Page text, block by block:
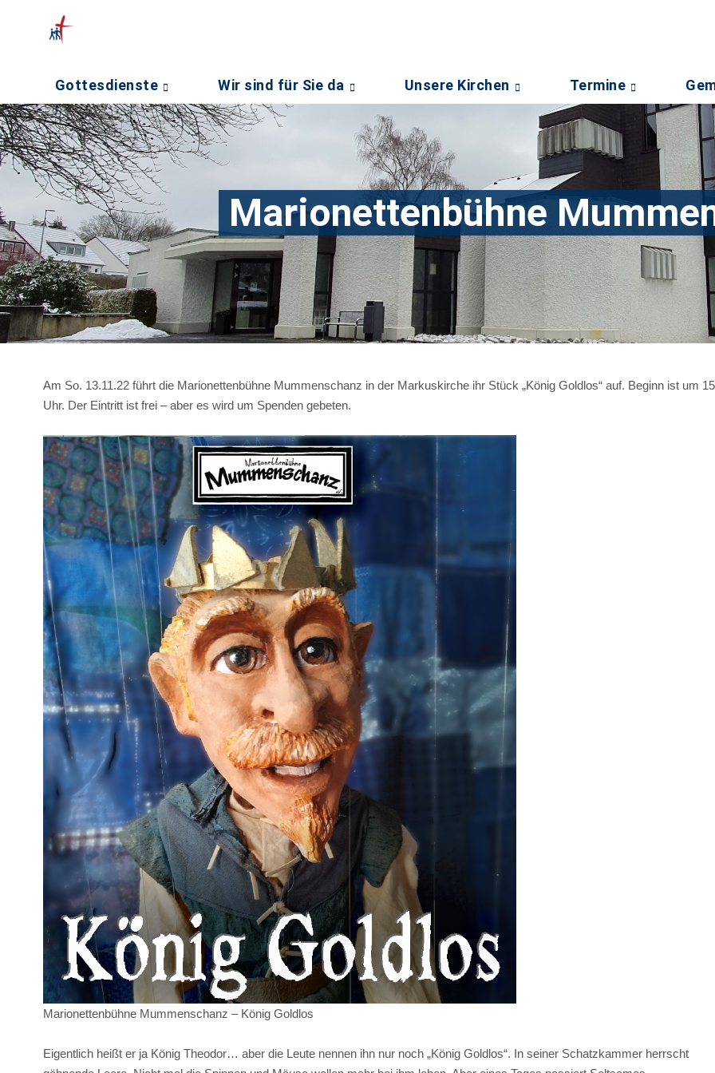
Gottesdienste Wir sind für Sie da Unsere Kirchen Termine
Marionettenbühne
Am So. 13.11.22 führt die Marionettenbühne Mummenschanz in der Markuskirche ihr Stück „König Goldlos“ auf. Beginn ist um
Uhr. Der Eintritt ist frei – aber es wird um Spenden gebeten.
Marionettenbühne Mummenschanz – König Goldlos
Eigentlich heißt er ja König Theodor… aber die Leute nennen ihn nur noch „König Goldlos“. In seiner Schatzkammer herrscht